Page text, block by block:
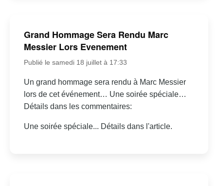
Grand Hommage Sera Rendu Marc
Messier Lors Evenement
Publié le samedi 18 juillet à 17:33
Un grand hommage sera rendu à Marc Messier
lors de cet événement… Une soirée spéciale…
Détails dans les commentaires:
Une soirée spéciale... Détails dans l'article.